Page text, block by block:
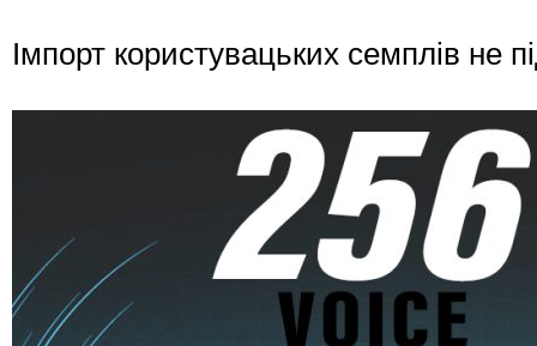
Імпорт користувацьких семплів не